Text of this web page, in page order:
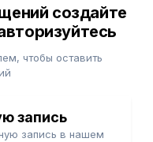
создайте
чтобы оставить
запись
запись в нашем